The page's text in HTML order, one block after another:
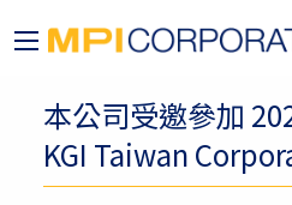
本公司受邀參加
KGI Taiwan